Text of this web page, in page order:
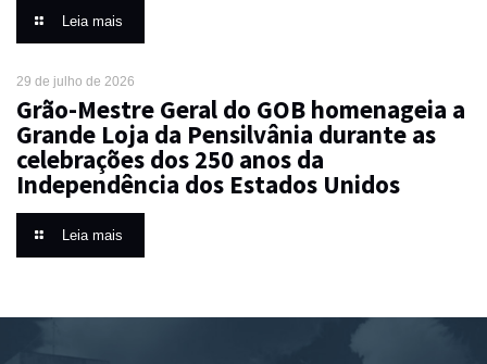
Leia mais
29 de julho de 2026
Grão-Mestre Geral do GOB homenageia a
Grande Loja da Pensilvânia durante as
celebrações dos 250 anos da
Independência dos Estados Unidos
Leia mais